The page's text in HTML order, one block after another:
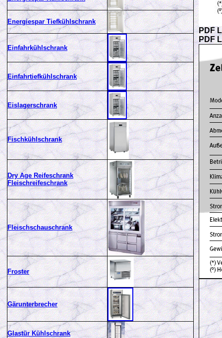
Energiespar Tiefkühlschrank
Einfahrkühlschrank
Einfahrtiefkühlschrank
Eislagerschrank
Fischkühlschrank
Dry Age Reifeschrank
Fleischreifeschrank
Fleischschauschrank
Froster
Gärunterbrecher
Glastür Kühlschrank
PDF
PDF